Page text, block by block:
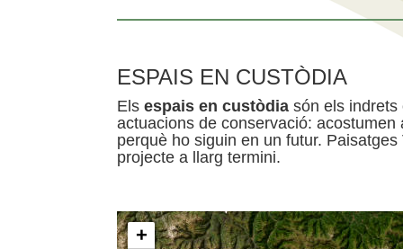
ESPAIS EN CUSTÒDIA
Els espais en custòdia són els indrets
actuacions de conservació:
perquè ho siguin en un futur.
projecte a llarg termini.
+